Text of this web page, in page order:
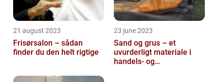
21 august 2023
Frisørsalon – sådan
finder du den helt rigtige
23 june 2023
Sand og grus – et
uvurderligt materiale i
handels- og